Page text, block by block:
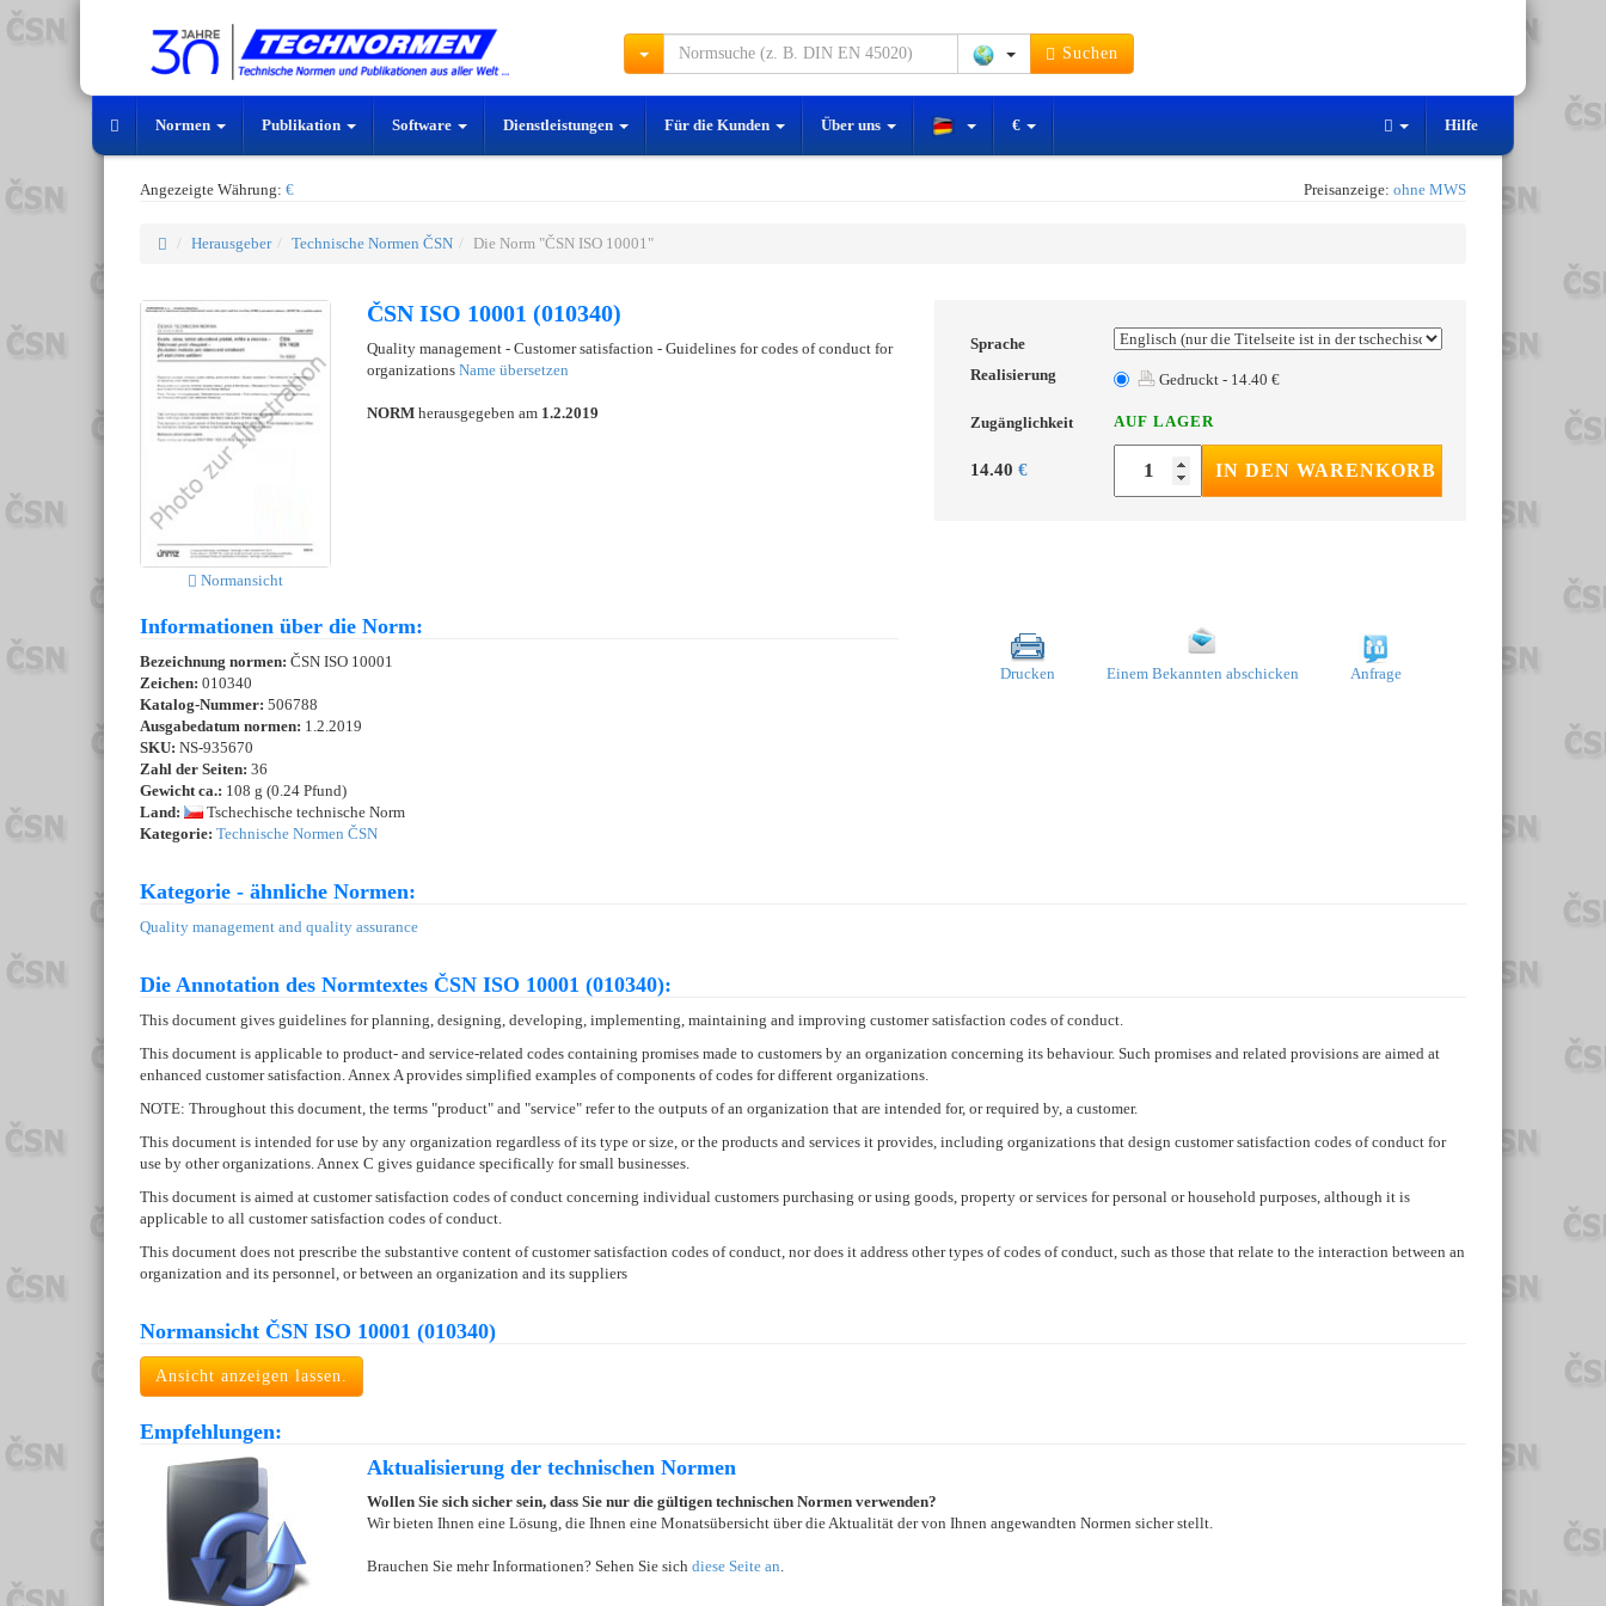
Suchen
Normen Publikation Software Dienstleistungen Für die Kunden Über uns € Hilfe
Angezeigte Währung: € Preisanzeige: ohne MWS
Herausgeber Technische Normen ČSN Die Norm "ČSN ISO 10001"
Normansicht
ČSN ISO 10001 (010340)
Quality management - Customer satisfaction - Guidelines for codes of conduct for
organizations Name übersetzen
NORM herausgegeben am 1.2.2019
Sprache
Realisierung
Gedruckt - 14.40 €
Zugänglichkeit AUF LAGER
14.40 € IN DEN WARENKORB
Informationen über die Norm:
Bezeichnung normen: ČSN ISO 10001
Zeichen: 010340
Katalog-Nummer: 506788
Ausgabedatum normen: 1.2.2019
SKU: NS-935670
Zahl der Seiten: 36
Gewicht ca.: 108 g (0.24 Pfund)
Land:
Tschechische technische Norm
Kategorie: Technische Normen ČSN
Drucken Einem Bekannten abschicken Anfrage
Kategorie - ähnliche Normen:
Quality management and quality assurance
Die Annotation des Normtextes ČSN ISO 10001 (010340):
This document gives guidelines for planning, designing, developing, implementing, maintaining and improving customer satisfaction codes of conduct.
This document is applicable to product- and service-related codes containing promises made to customers by an organization concerning its behaviour. Such promises and related provisions are aimed at
enhanced customer satisfaction. Annex A provides simplified examples of components of codes for different organizations.
NOTE: Throughout this document, the terms "product" and "service" refer to the outputs of an organization that are intended for, or required by, a customer.
This document is intended for use by any organization regardless of its type or size, or the products and services it provides, including organizations that design customer satisfaction codes of conduct for
use by other organizations. Annex C gives guidance specifically for small businesses.
This document is aimed at customer satisfaction codes of conduct concerning individual customers purchasing or using goods, property or services for personal or household purposes, although it is
applicable to all customer satisfaction codes of conduct.
This document does not prescribe the substantive content of customer satisfaction codes of conduct, nor does it address other types of codes of conduct, such as those that relate to the interaction between an
organization and its personnel, or between an organization and its suppliers
Normansicht ČSN ISO 10001 (010340)
Ansicht anzeigen lassen.
Empfehlungen:
Aktualisierung der technischen Normen
Wollen Sie sich sicher sein, dass Sie nur die gültigen technischen Normen verwenden?
Wir bieten Ihnen eine Lösung, die Ihnen eine Monatsübersicht über die Aktualität der von Ihnen angewandten Normen sicher stellt.
Brauchen Sie mehr Informationen? Sehen Sie sich diese Seite an.